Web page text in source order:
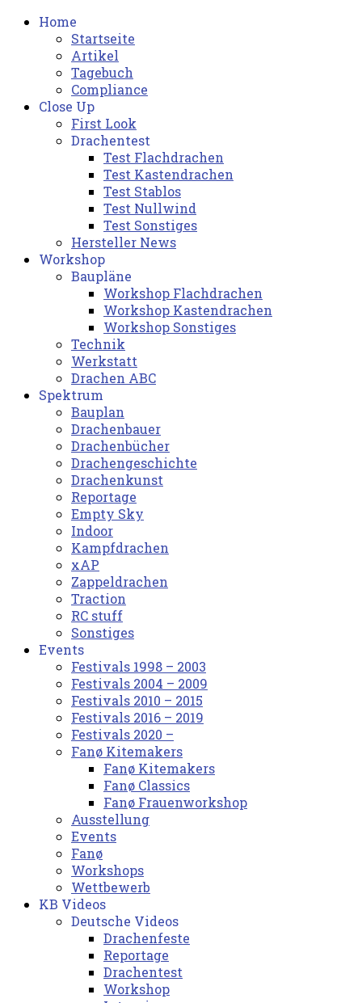
Home
Startseite
Artikel
Tagebuch
Compliance
Close Up
First Look
Drachentest
Test Flachdrachen
Test Kastendrachen
Test Stablos
Test Nullwind
Test Sonstiges
Hersteller News
Workshop
Baupläne
Workshop Flachdrachen
Workshop Kastendrachen
Workshop Sonstiges
Technik
Werkstatt
Drachen ABC
Spektrum
Bauplan
Drachenbauer
Drachenbücher
Drachengeschichte
Drachenkunst
Reportage
Empty Sky
Indoor
Kampfdrachen
xAP
Zappeldrachen
Traction
RC stuff
Sonstiges
Events
Festivals 1998 – 2003
Festivals 2004 – 2009
Festivals 2010 – 2015
Festivals 2016 – 2019
Festivals 2020 –
Fanø Kitemakers
Fanø Kitemakers
Fanø Classics
Fanø Frauenworkshop
Ausstellung
Events
Fanø
Workshops
Wettbewerb
KB Videos
Deutsche Videos
Drachenfeste
Reportage
Drachentest
Workshop